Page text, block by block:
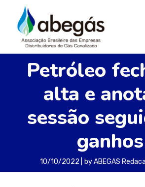
Petróleo
alta e
sessão
ganhos
10/10/2022 byABEGAS